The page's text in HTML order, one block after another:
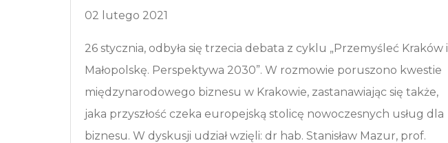
02 lutego 2021
26 stycznia, odbyła się trzecia debata z cyklu „Przemyśleć Kraków i
Małopolskę. Perspektywa 2030”. W rozmowie poruszono kwestie
międzynarodowego biznesu w Krakowie, zastanawiając się także,
jaka przyszłość czeka europejską stolicę nowoczesnych usług dla
biznesu. W dyskusji udział wzięli: dr hab. Stanisław Mazur, prof.